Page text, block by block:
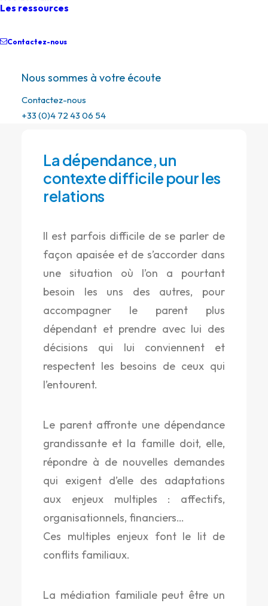
Les ressources
Contactez-nous
Nous sommes à votre écoute
Contactez-nous
+33 (0)4 72 43 06 54
La médiation en
contexte de vulnérabilité
Un soutien adapté à chaque situation
La dépendance, un
contexte difficile pour les
relations
Il est parfois difficile de se parler de
façon apaisée et de s’accorder dans
une situation où l’on a pourtant
besoin les uns des autres, pour
accompagner le parent plus
dépendant et prendre avec lui des
décisions qui lui conviennent et
respectent les besoins de ceux qui
l’entourent.
Le parent affronte une dépendance
grandissante et la famille doit, elle,
répondre à de nouvelles demandes
qui exigent d’elle des adaptations
aux enjeux multiples : affectifs,
organisationnels, financiers…
Ces multiples enjeux font le lit de
conflits familiaux.
La médiation familiale peut être un